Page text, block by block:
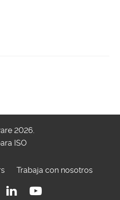
2026.
ISO
Trabaja con nosotros
LinkedinYoutube